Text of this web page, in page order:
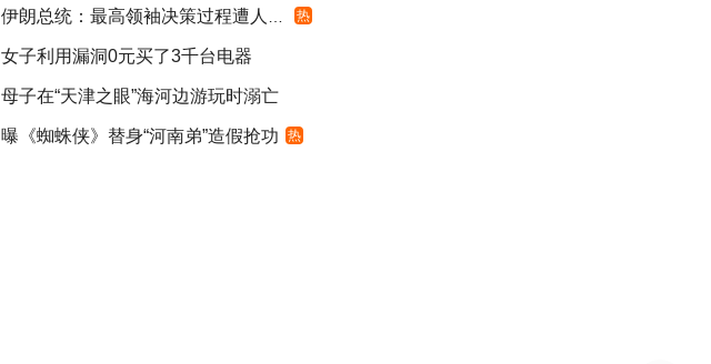
伊朗总统：最高领袖决策过程遭人利用 热
女子利用漏洞0元买了3千台电器
母子在“天津之眼”海河边游玩时溺亡
曝《蜘蛛侠》替身“河南弟”造假抢功 热